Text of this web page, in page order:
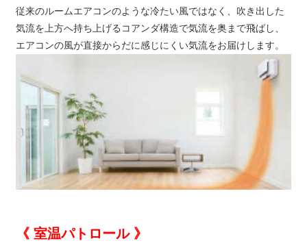
従来のルームエアコンのような冷たい風ではなく、吹き出した
気流を上方へ持ち上げるコアンダ構造で気流を奥まで飛ばし、
エアコンの風が直接からだに感じにくい気流をお届けします。
《 室温パトロール 》